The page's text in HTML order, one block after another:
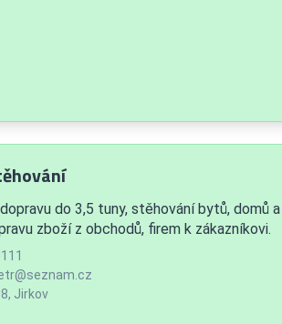
do 3,5 tuny, stěhování bytů, domů a
zboží z obchodů, firem k zákazníkovi.
Jirkov